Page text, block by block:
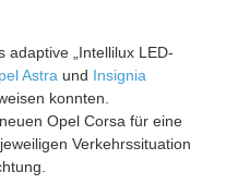
adaptive „Intellilux LED-
Astra und Insignia
konnten.
Opel Corsa für eine
Verkehrssituation